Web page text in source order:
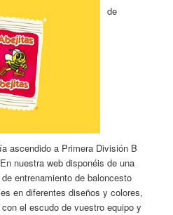
de
ascendido a Primera División B
nuestra web disponéis de una
entrenamiento de baloncesto
en diferentes diseños y colores,
el escudo de vuestro equipo y